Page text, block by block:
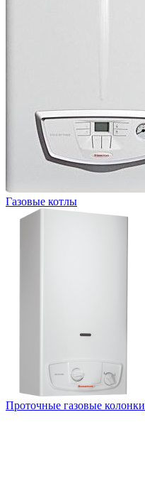
Газовые котлы
Проточные газовые колонки